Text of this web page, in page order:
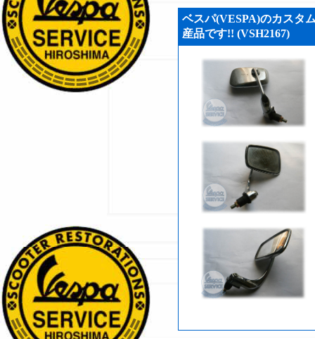
ベスパ(VESPA)のカスタ
産品です!! (VSH2167)